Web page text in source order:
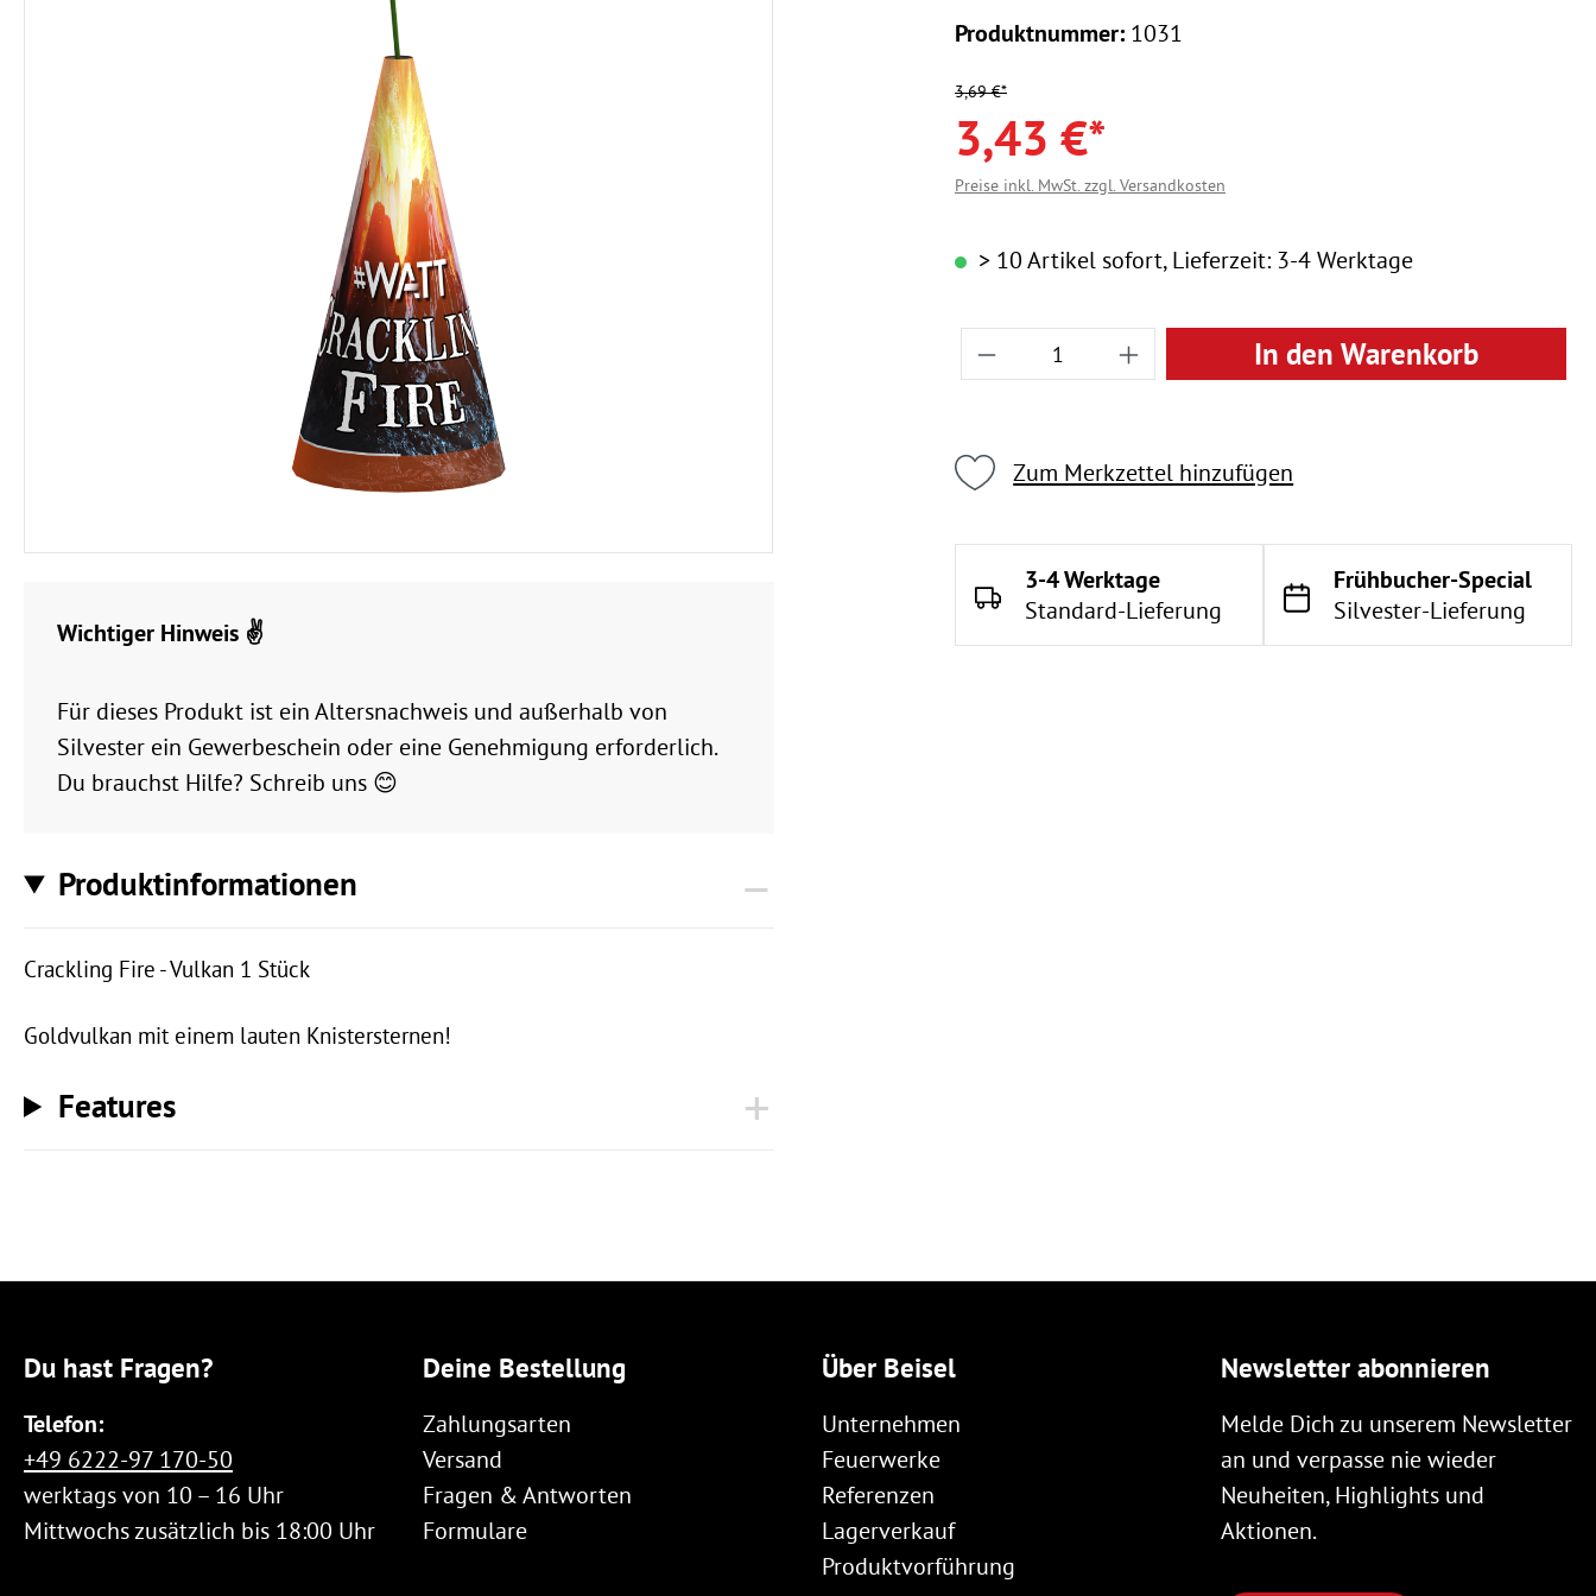
Wichtiger Hinweis ✌️
Für dieses Produkt ist ein Altersnachweis und außerhalb von
Silvester ein Gewerbeschein oder eine Genehmigung erforderlich.
Du brauchst Hilfe? Schreib uns 😊
Produktinformationen
Crackling Fire - Vulkan 1 Stück
Goldvulkan mit einem lauten Knistersternen!
Features
Produktnummer: 1031
3,69 €*
3,43 €*
Preise inkl. MwSt. zzgl. Versandkosten
> 10 Artikel sofort, Lieferzeit: 3-4 Werktage
Produkt Anzahl: Gib den gewünschten Wert
In den Warenkorb
Zum Merkzettel hinzufügen
3-4 Werktage
Standard-Lieferung
Frühbucher-Special
Silvester-Lieferung
Du hast Fragen?
Telefon:
+49 6222-97 170-50
werktags von 10 – 16 Uhr
Mittwochs zusätzlich bis 18:00 Uhr
Deine Bestellung
Zahlungsarten
Versand
Fragen & Antworten
Formulare
Über Beisel
Unternehmen
Feuerwerke
Referenzen
Lagerverkauf
Produktvorführung
Newsletter abonnieren
Melde Dich zu unserem Newsletter
an und verpasse nie wieder
Neuheiten, Highlights und
Aktionen.